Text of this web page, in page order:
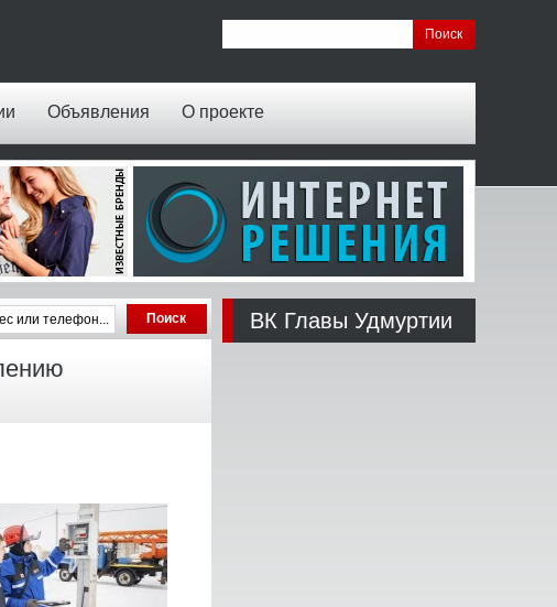
Объявления О проекте
ВК Главы Удмуртии